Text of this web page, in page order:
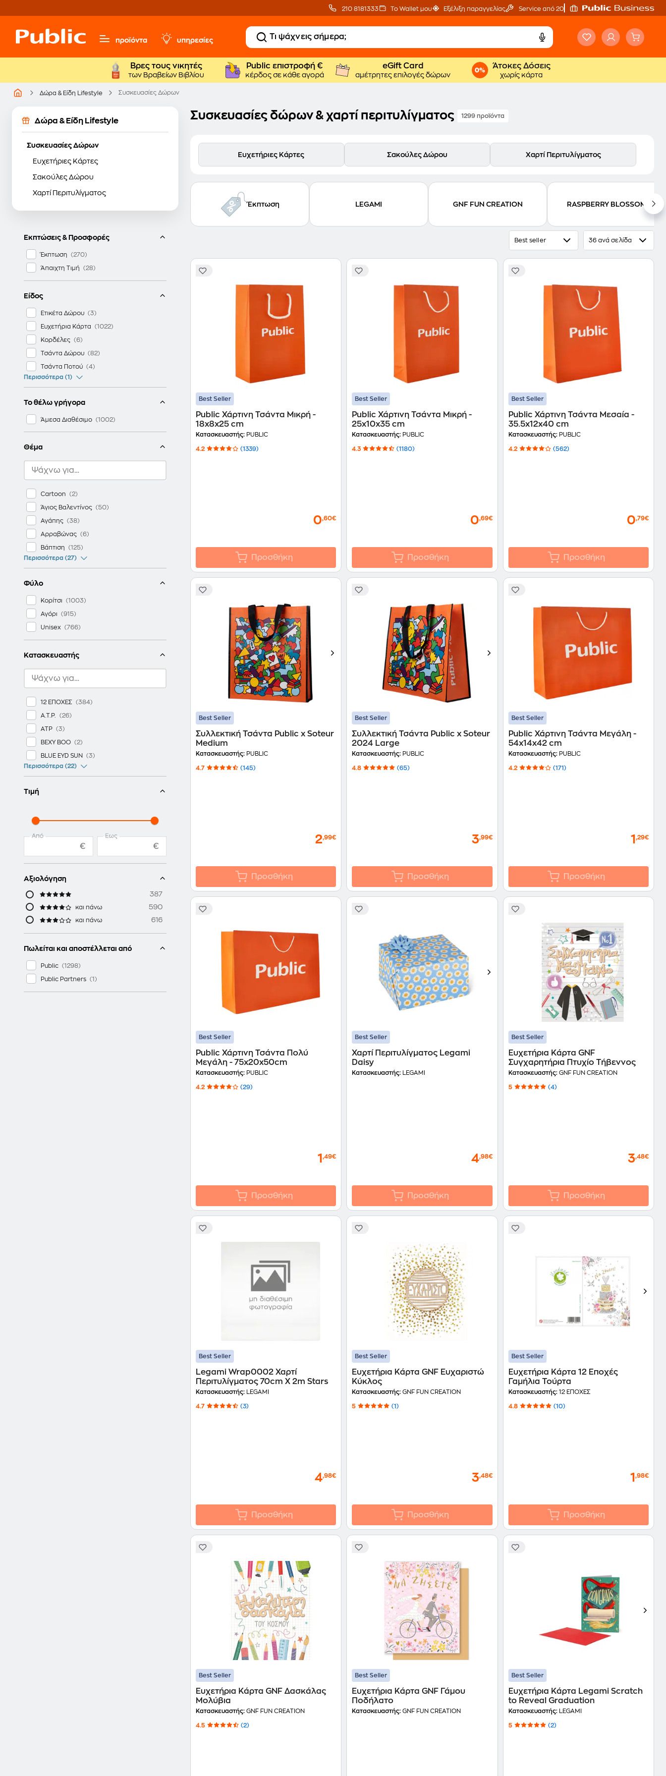
210 8181333 Το Wallet μου Εξέλιξη παραγγελίας Service από 20'
προϊόντα υπηρεσίες
Βρες τους νικητές
των Βραβείων Βιβλίου
Public επιστροφή €
κέρδος σε κάθε αγορά
eGift Card
αμέτρητες επιλογές δώρων
Άτοκες Δόσεις
χωρίς κάρτα
Δώρα & Είδη Lifestyle Συσκευασίες Δώρων
Δώρα & Είδη Lifestyle
Συσκευασίες Δώρων
Ευχετήριες Κάρτες
Σακούλες Δώρου
Χαρτί Περιτυλίγματος
Εκπτώσεις & Προσφορές
Έκπτωση
Άπαιχτη Τιμή
Είδος
Ετικέτα Δώρου
Ευχετήρια Κάρτα
Κορδέλες
Τσάντα Δώρου
Τσάντα Ποτού
Περισσότερα (1)
Το θέλω γρήγορα
Άμεσα Διαθέσιμο
Θέμα
Cartoon
Άγιος Βαλεντίνος
Αγάπης
Αρραβώνας
Βάπτιση
Περισσότερα (27)
Φύλο
Κορίτσι
Αγόρι
Unisex
Κατασκευαστής
12 ΕΠΟΧΕΣ
A.T.P.
ATP
BEXY BOO
BLUE EYD SUN
Περισσότερα (22)
Τιμή
Από
€
Έως
€
Αξιολόγηση
387
και πάνω 590
και πάνω 616
Πωλείται και αποστέλλεται από
Public
Public Partners
Συσκευασίες δώρων & χαρτί περιτυλίγματος 1299 προϊόντα
Ευχετήριες Κάρτες Σακούλες Δώρου Χαρτί Περιτυλίγματος
Έκπτωση LEGAMI GNF FUN CREATION RASPBERRY BLOSSOM
Best seller 36 ανά σελίδα
Best Seller
Public Χάρτινη Τσάντα Μικρή -
18x8x25 cm
Κατασκευαστής: PUBLIC
4.2 (1339)
0,60€
Προσθήκη
Best Seller
Public Χάρτινη Τσάντα Μικρή -
25x10x35 cm
Κατασκευαστής: PUBLIC
4.3 (1180)
0,69€
Προσθήκη
Best Seller
Public Χάρτινη Τσάντα Μεσαία -
35.5x12x40 cm
Κατασκευαστής:PUBLIC
4.2 (562)
0,79€
Προσθήκη
Best Seller
Συλλεκτική Τσάντα Public x Soteur
Medium
Κατασκευαστής: PUBLIC
4.7 (145)
2,99€
Προσθήκη
Best Seller
Συλλεκτική Τσάντα Public x Soteur
2024 Large
Κατασκευαστής: PUBLIC
4.8 (65)
3,99€
Προσθήκη
Best Seller
Public Χάρτινη Τσάντα Μεγάλη -
54x14x42 cm
Κατασκευαστής:PUBLIC
4.2 (171)
1 ,29€
Προσθήκη
Best Seller
Public Χάρτινη Τσάντα Πολύ
Μεγάλη - 75x20x50cm
Κατασκευαστής: PUBLIC
4.2 (29)
1,49€
Προσθήκη
Best Seller
Χαρτί Περιτυλίγματος Legami
Daisy
Κατασκευαστής: LEGAMI
4,98€
Προσθήκη
Best Seller
Ευχετήρια Κάρτα GNF
Συγχαρητήρια Πτυχίο Τήβεννος
Κατασκευαστής:GNF FUN CREATION
5 (4)
3,48€
Προσθήκη
Best Seller
Legami Wrap0002 Χαρτί
Περιτυλίγματος 70cm X 2m Stars
Κατασκευαστής: LEGAMI
4.7 (3)
4,98€
Προσθήκη
Best Seller
Ευχετήρια Κάρτα GNF Ευχαριστώ
Κύκλος
Κατασκευαστής: GNF FUN CREATION
5 (1)
3,48€
Προσθήκη
Best Seller
Ευχετήρια Κάρτα 12 Εποχές
Γαμήλια Τούρτα
Κατασκευαστής:12 ΕΠΟΧΕΣ
4.8 (10)
1 ,98€
Προσθήκη
Best Seller
Ευχετήρια Κάρτα GNF Δασκάλας
Μολύβια
Κατασκευαστής: GNF FUN CREATION
4.5 (2)
Best Seller
Ευχετήρια Κάρτα GNF Γάμου
Ποδήλατο
Κατασκευαστής: GNF FUN CREATION
Best Seller
Ευχετήρια Κάρτα Legami Scratch
to Reveal Graduation
Κατασκευαστής:LEGAMI
5 (2)